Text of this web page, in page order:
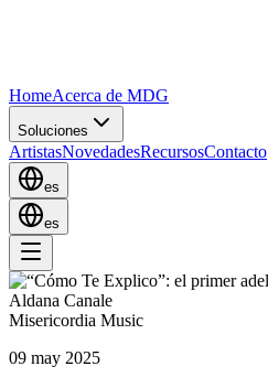
HomeAcerca de MDG
Soluciones
ArtistasNovedadesRecursosContacto
es
es
Misericordia Music
09 may 2025